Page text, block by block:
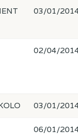
03/01/
02/04/
03/01/
06/01/